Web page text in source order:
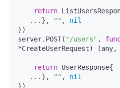
return
   ...},
"" , nil
})
server.POST( "/users" ,
*CreateUserRequest)
(any,
return UserResponse{
   ...},
"" , nil